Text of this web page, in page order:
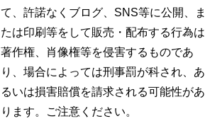
て、許諾なくブログ、SNS等に公開、ま
たは印刷等をして販売・配布する行為は
著作権、肖像権等を侵害するものであ
り、場合によっては刑事罰が科され、あ
るいは損害賠償を請求される可能性があ
ります。ご注意ください。